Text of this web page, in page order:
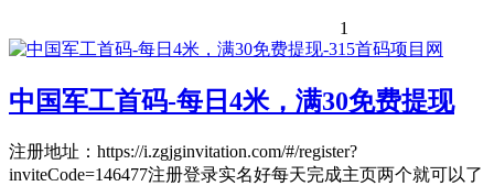
1
中国军工首码-每日4米，满30免费提现
注册地址：https://i.zgjginvitation.com/#/register?
inviteCode=146477注册登录实名好每天完成主页两个就可以了